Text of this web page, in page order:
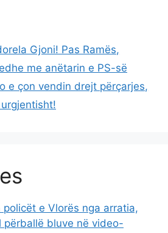
Gjoni! Pas Ramës,
me anëtarin e PS-së
e çon vendin drejt përçarjes,
policët e Vlorës nga arratia,
përballë bluve në video-